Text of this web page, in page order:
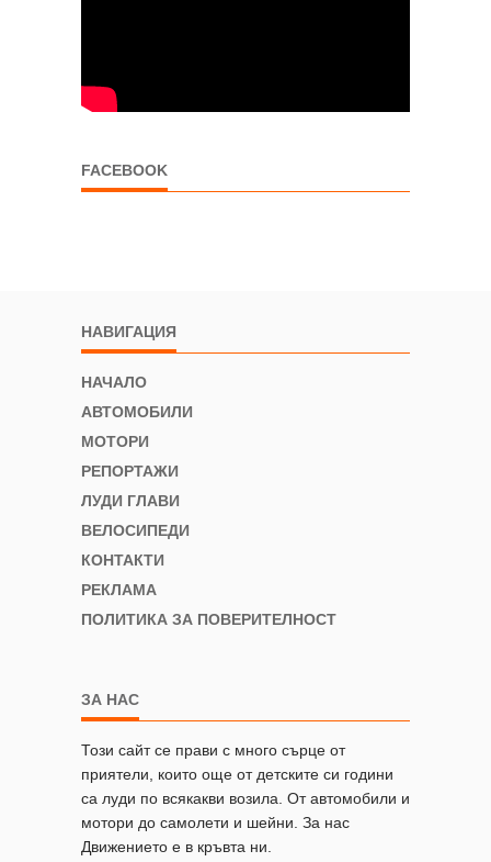
FACEBOOK
НАВИГАЦИЯ
НАЧАЛО
АВТОМОБИЛИ
МОТОРИ
РЕПОРТАЖИ
ЛУДИ ГЛАВИ
ВЕЛОСИПЕДИ
КОНТАКТИ
РЕКЛАМА
ПОЛИТИКА ЗА ПОВЕРИТЕЛНОСТ
ЗА НАС
Този сайт се прави с много сърце от
приятели, които още от детските си години
са луди по всякакви возила. От автомобили и
мотори до самолети и шейни. За нас
Движението е в кръвта ни.